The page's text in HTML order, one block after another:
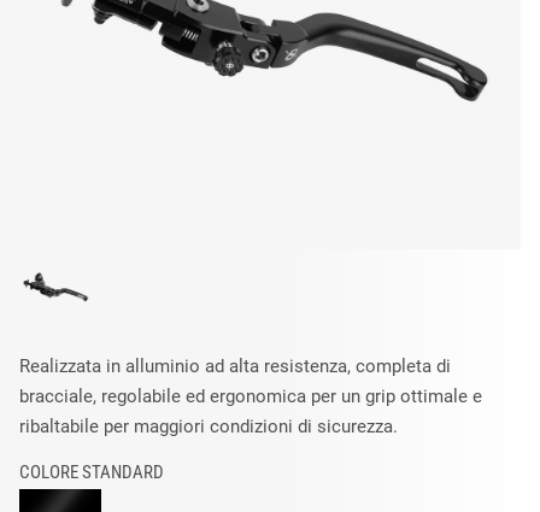
Realizzata in alluminio ad alta resistenza, completa di
bracciale, regolabile ed ergonomica per un grip ottimale e
ribaltabile per maggiori condizioni di sicurezza.
COLORE STANDARD